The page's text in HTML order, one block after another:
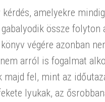
amelyekre
össze folyton
végére azonban
arról is fogalmat
majd fel, mint az
lyukak, az